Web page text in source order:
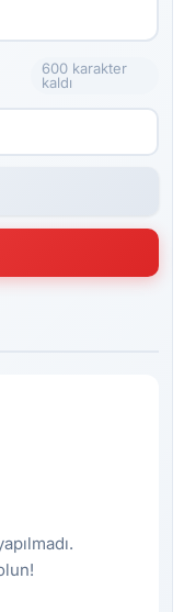
600 karakter
kaldı